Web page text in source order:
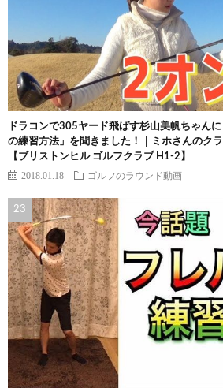
ドラコンで305ヤード飛ばす杉山美帆ちゃん
の練習方法」を聞きました！｜ミホさんのク
【ブリストンヒル ゴルフクラブ H1-2】
2018.01.18 ゴルフのラウンド動画